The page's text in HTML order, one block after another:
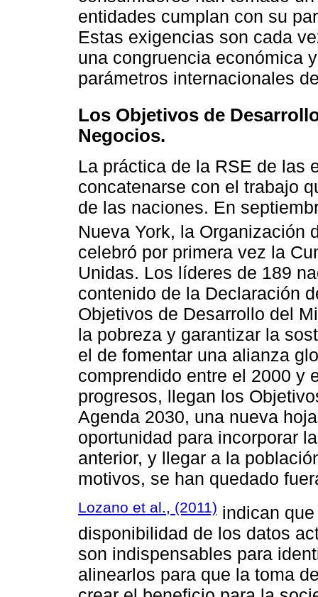
entidades cumplan con su
Estas exigencias son cada
una congruencia económica
parámetros internacionales
Los Objetivos de
Negocios.
La práctica de la RSE de las
concatenarse con el trabajo
de las naciones. En
Nueva York, la Organización
celebró por primera vez la
Unidas. Los líderes de 189
contenido de la Declaración
Objetivos de Desarrollo del
la pobreza y garantizar la
el de fomentar una alianza
comprendido entre el 2000 y
progresos, llegan los
Agenda 2030, una nueva
oportunidad para incorporar
anterior, y llegar a la
motivos, se han quedado
Lozano et al., (2011) indican
disponibilidad de los datos
son indispensables para
alinearlos para que la toma